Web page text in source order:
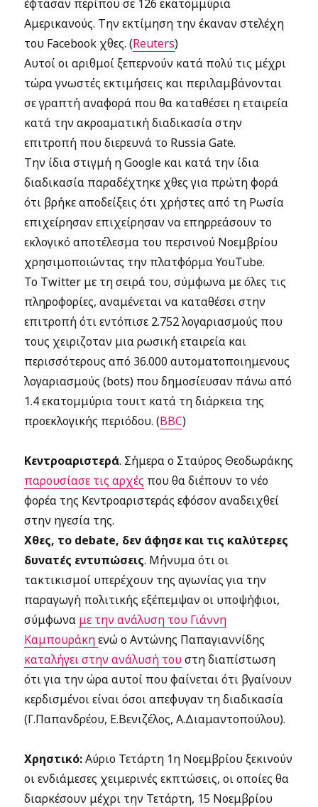
έφτασαν περίπου σε 126 εκατομμύρια
Αμερικανούς. Την εκτίμηση την έκαναν στελέχη
του Facebook χθες. (Reuters)
Αυτοί οι αριθμοί ξεπερνούν κατά πολύ τις μέχρι
τώρα γνωστές εκτιμήσεις και περιλαμβάνονται
σε γραπτή αναφορά που θα καταθέσει η εταιρεία
κατά την ακροαματική διαδικασία στην
επιτροπή που διερευνά το Russia Gate.
Την ίδια στιγμή η Google και κατά την ίδια
διαδικασία παραδέχτηκε χθες για πρώτη φορά
ότι βρήκε αποδείξεις ότι χρήστες από τη Ρωσία
επιχείρησαν επιχείρησαν να επηρρεάσουν το
εκλογικό αποτέλεσμα του περσινού Νοεμβρίου
χρησιμοποιώντας την πλατφόρμα YouTube.
To Twitter με τη σειρά του, σύμφωνα με όλες τις
πληροφορίες, αναμένεται να καταθέσει στην
επιτροπή ότι εντόπισε 2.752 λογαριασμούς που
τους χειριζοταν μια ρωσική εταιρεία και
περισσότερους από 36.000 αυτοματοποιημενους
λογαριασμούς (bots) που δημοσίευσαν πάνω από
1.4 εκατομμύρια τουιτ κατά τη διάρκεια της
προεκλογικής περιόδου. (BBC)
Κεντροαριστερά. Σήμερα ο Σταύρος Θεοδωράκης
παρουσίασε τις αρχές που θα διέπουν το νέο
φορέα της Κεντροαριστεράς εφόσον αναδειχθεί
στην ηγεσία της.
Χθες, το debate, δεν άφησε και τις καλύτερες
δυνατές εντυπώσεις. Μήνυμα ότι οι
τακτικισμοί υπερέχουν της αγωνίας για την
παραγωγή πολιτικής εξέπεμψαν οι υποψήφιοι,
σύμφωνα με την ανάλυση του Γιάννη
Καμπουράκηενώ ο Αντώνης Παπαγιαννίδης
καταλήγει στην ανάλυσή του στη διαπίστωση
ότι για την ώρα αυτοί που φαίνεται ότι βγαίνουν
κερδισμένοι είναι όσοι απεφυγαν τη διαδικασία
(Γ.Παπανδρέου, Ε.Βενιζέλος, Α.Διαμαντοπούλου).
Χρηστικό:Αύριο Τετάρτη 1η Νοεμβρίου ξεκινούν
οι ενδιάμεσες χειμερινές εκπτώσεις, οι οποίες θα
διαρκέσουν μέχρι την Τετάρτη, 15 Νοεμβρίου